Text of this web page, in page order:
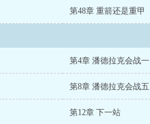
第48章 重箭还是重甲
第4章 潘德拉克会战一
第8章 潘德拉克会战五
第12章 下一站